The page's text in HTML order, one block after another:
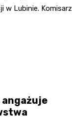
w Lubinie. Komisarz
angażuje